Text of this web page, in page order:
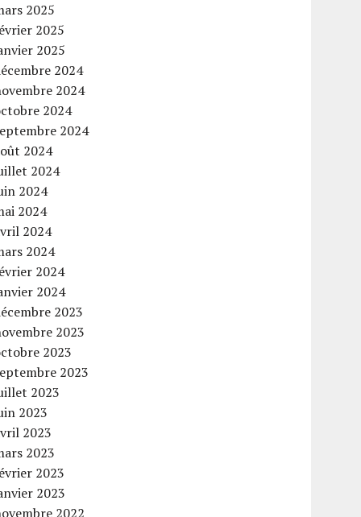
2025
2025
2025
2024
2024
2024
2024
2024
2024
2024
2024
2024
2024
2024
2024
2023
2023
2023
2023
2023
2023
2023
2023
2023
2023
2022